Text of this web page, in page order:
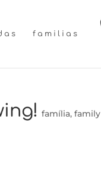
familias
família,family